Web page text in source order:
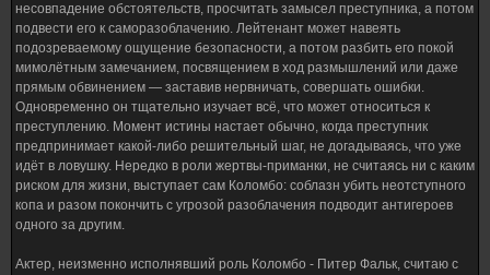
несовпадение обстоятельств, просчитать замысел преступника, а потом
подвести его к саморазоблачению. Лейтенант может навеять
подозреваемому ощущение безопасности, а потом разбить его покой
мимолётным замечанием, посвящением в ход размышлений или даже
прямым обвинением — заставив нервничать, совершать ошибки.
Одновременно он тщательно изучает всё, что может относиться к
преступлению. Момент истины настает обычно, когда преступник
предпринимает какой-либо решительный шаг, не догадываясь, что уже
идёт в ловушку. Нередко в роли жертвы-приманки, не считаясь ни с каким
риском для жизни, выступает сам Коломбо: соблазн убить неотступного
копа и разом покончить с угрозой разоблачения подводит антигероев
одного за другим.
Актер, неизменно исполнявший роль Коломбо - Питер Фальк, считаю с